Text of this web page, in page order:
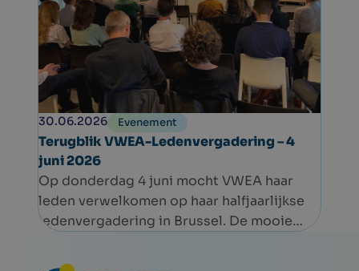
30.06.2026 Evenement
Terugblik VWEA-Ledenvergadering – 4
juni 2026
Op donderdag 4 juni mocht VWEA haar
leden verwelkomen op haar halfjaarlijkse
ledenvergadering in Brussel. De mooie
betrokkenheid binnen de sector.